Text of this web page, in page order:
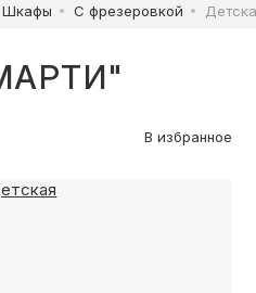
Шкафы С фрезеровкой
В избранное